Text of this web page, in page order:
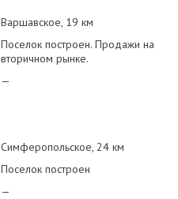
Варшавское 19 км
Поселок построен. Продажи на
вторичном рынке.
—
Симферопольское 24 км
Поселок построен
—